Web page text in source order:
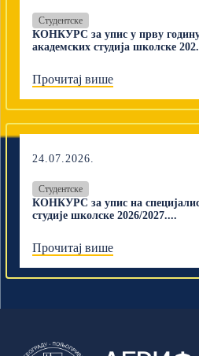
Студентске
КОНКУРС за упис у прву
академских студија школске
Прочитај више
24.07.2026.
Студентске
КОНКУРС за упис на
студије школске 2026/2027....
Прочитај више